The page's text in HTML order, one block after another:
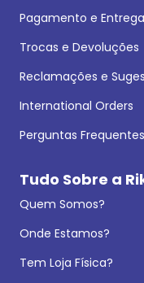
morte, foi sepultado
chamada colina de
que conta a história
Pagamento e Entrega
Trocas e Devoluções
Reclamações e
International Orders
Perguntas Frequentes
Tudo Sobre a
Quem Somos?
Onde Estamos?
Tem Loja Física?